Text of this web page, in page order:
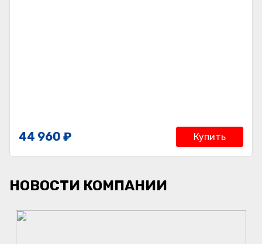
44 960 ₽ Купить
НОВОСТИ КОМПАНИИ